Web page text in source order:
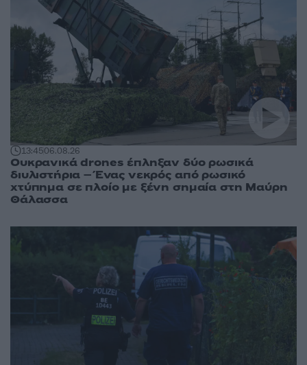
13:4506.08.26
Ουκρανικά drones έπληξαν δύο ρωσικά
διυλιστήρια – Ένας νεκρός από ρωσικό
χτύπημα σε πλοίο με ξένη σημαία στη Μαύρη
Θάλασσα